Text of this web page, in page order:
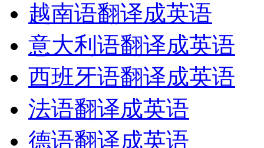
越南语翻译成英语
意大利语翻译成英语
西班牙语翻译成英语
法语翻译成英语
德语翻译成英语